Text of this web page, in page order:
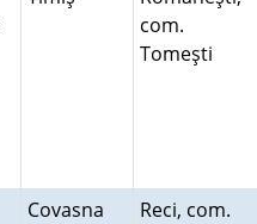
com.
Tomeşti
Covasna
Reci, com.